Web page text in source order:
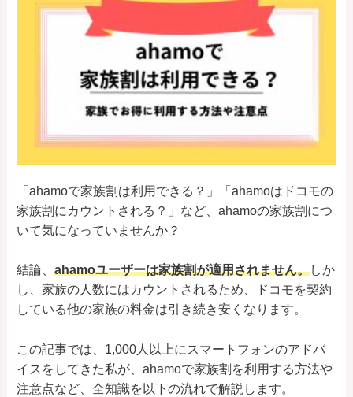
au/SIMフリ
ー/docomo/SoftBank
Google Pixel 8 Pro
au/SIMフリ
ー/docomo/SoftBank
Google Pixel Fold
au/SIMフリ
ー/docomo/SoftBank
Google Pixel 7a
ー/docomo/SoftBank
Google Pixel 7 Pro au/SIMフリー/SoftBank
Google Pixel 6a au/SIMフリー/SoftBank
Google Pixel 6 au/SIMフリー/SoftBank
Google Pixel 6 Pro SIMフリー/SoftBank
Google Pixel 5a（5G） SIMフリー/SoftBank
「ahamoで家族割は利用できる？」「ahamoはドコモの
家族割にカウントされる？」など、ahamoの家族割につ
いて気になっていませんか？
結論、 ahamoユーザーは家族割が適用されません。しか
し、家族の人数にはカウントされるため、ドコモを契約
している他の家族の料金は引き続き安くなります。
この記事では、1,000人以上にスマートフォンのアドバ
イスをしてきた私が、ahamoで家族割を利用する方法や
注意点など、全知識を以下の流れで解説します。